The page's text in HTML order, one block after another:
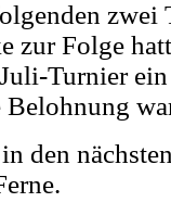
zwei
zur Folge
Turnier
den